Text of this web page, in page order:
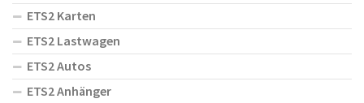
ETS2 Karten
ETS2 Lastwagen
ETS2 Autos
ETS2 Anhänger